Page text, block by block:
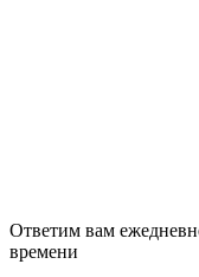
Ответим вам
времени